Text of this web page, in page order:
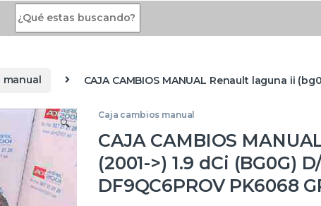
manual CAJA CAMBIOS MANUAL Renault laguna ii
🔍
Caja cambios manual
CAJA CAMBIOS
(2001->) 1.9 dCi (BG0G)
DF9QC6PROV PK6068